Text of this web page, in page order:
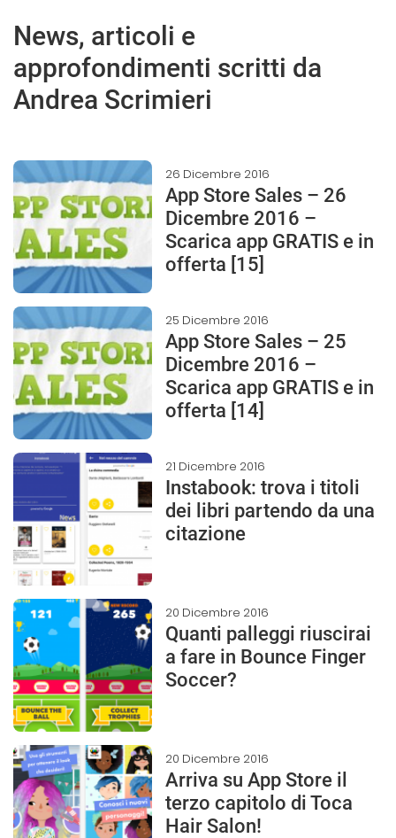
News, articoli e
approfondimenti scritti da
Andrea Scrimieri
26 Dicembre 2016
App Store Sales – 26
Dicembre 2016 –
Scarica app GRATIS e in
offerta [15]
25 Dicembre 2016
App Store Sales – 25
Dicembre 2016 –
Scarica app GRATIS e in
offerta [14]
21 Dicembre 2016
Instabook: trova i titoli
dei libri partendo da una
citazione
20 Dicembre 2016
Quanti palleggi riuscirai
a fare in Bounce Finger
Soccer?
20 Dicembre 2016
Arriva su App Store il
terzo capitolo di Toca
Hair Salon!